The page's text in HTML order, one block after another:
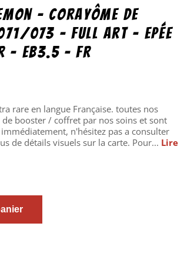
– Corayôme de
073 – Full Art – Epée
EB3.5 – FR
rare en langue Française. toutes nos
de booster / coffret par nos soins et sont
n'hésitez pas a consulter
de détails visuels sur la carte. Pour... Lire